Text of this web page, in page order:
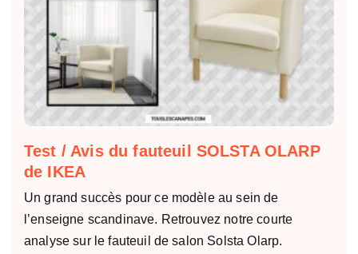
Test / Avis du fauteuil SOLSTA OLARP
de IKEA
Un grand succès pour ce modèle au sein de
l’enseigne scandinave. Retrouvez notre courte
analyse sur le fauteuil de salon Solsta Olarp.